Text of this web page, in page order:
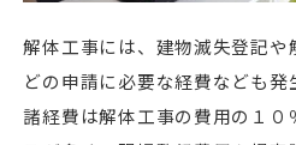
解体工事には、建物滅失登記
どの申請に必要な経費なども発
諸経費は解体工事の費用の１